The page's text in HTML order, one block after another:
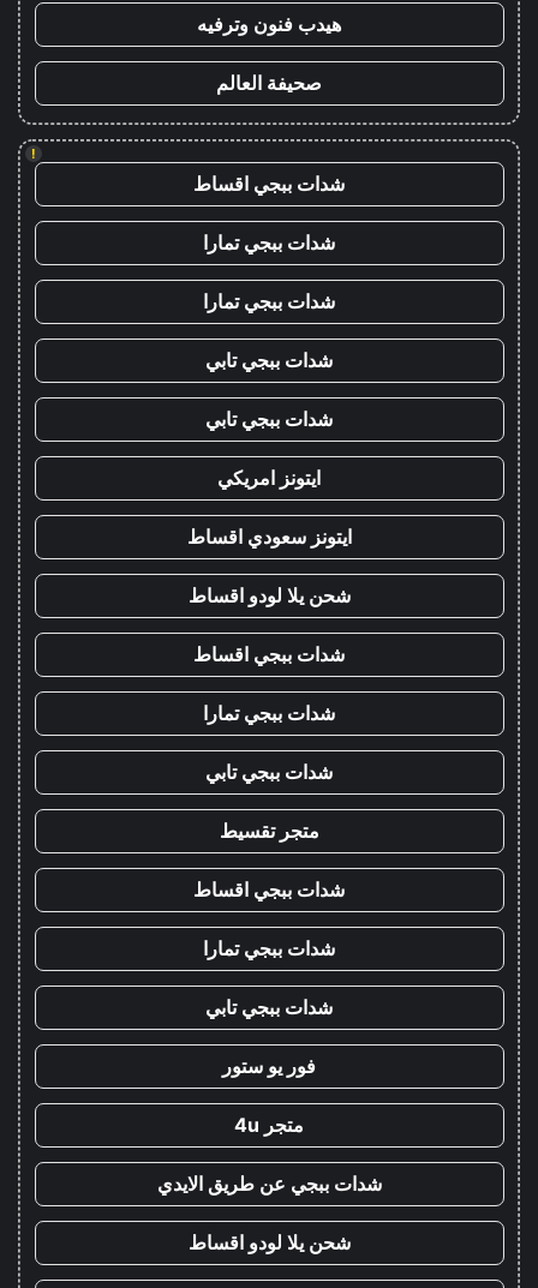
هيدب فنون وترفيه
صحيفة العالم
!
شدات ببجي اقساط
شدات ببجي تمارا
شدات ببجي تمارا
شدات ببجي تابي
شدات ببجي تابي
ايتونز امريكي
ايتونز سعودي اقساط
شحن يلا لودو اقساط
شدات ببجي اقساط
شدات ببجي تمارا
شدات ببجي تابي
متجر تقسيط
شدات ببجي اقساط
شدات ببجي تمارا
شدات ببجي تابي
فور يو ستور
متجر 4u
شدات ببجي عن طريق الايدي
شحن يلا لودو اقساط